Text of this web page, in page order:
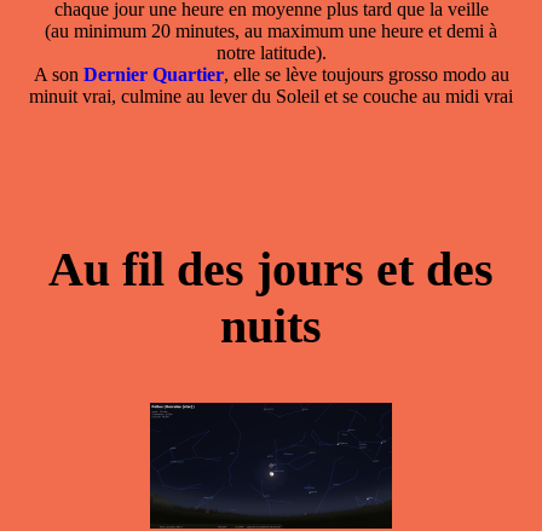
chaque jour une heure en moyenne plus tard que la veille
(au minimum 20 minutes, au maximum une heure et demi à
notre latitude).
A son Dernier Quartier, elle se lève toujours grosso modo au
minuit vrai, culmine au lever du Soleil et se couche au midi vrai
Au fil des jours et des
nuits